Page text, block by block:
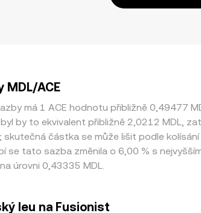
MDL/ACE
má 1 ACE hodnotu přibližně 0,49477
by to ekvivalent přibližně 2,0212 MDL,
skutečná částka se může lišit podle
se tato sazba změnila o 6,00 % s
úrovni 0,43335 MDL.
leu na Fusionist